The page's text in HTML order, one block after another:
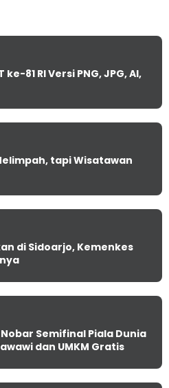
81 RI Versi PNG, JPG, AI,
tapi Wisatawan
di Sidoarjo, Kemenkes
Semifinal Piala Dunia
dan UMKM Gratis